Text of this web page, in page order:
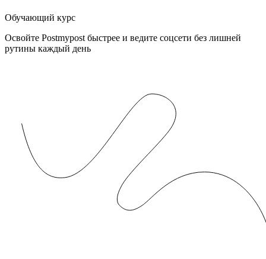
Обучающий курс
Освойте Postmypost быстрее и ведите соцсети без лишней
рутины каждый день